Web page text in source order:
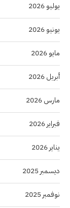
يوليو 2026
يونيو 2026
مايو 2026
أبريل 2026
مارس 2026
فبراير 2026
يناير 2026
ديسمبر 2025
نوفمبر 2025